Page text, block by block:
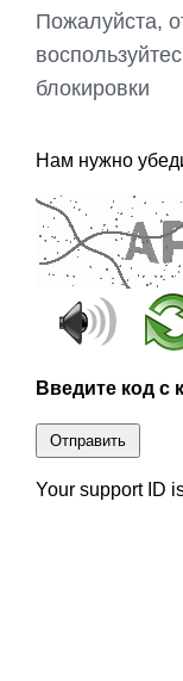
Пожалуйста,
блокировки
Нам нужно
Введите код с
Отправить
Your support ID